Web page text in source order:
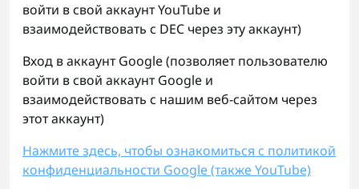
войти в свой аккаунт YouTube и
взаимодействовать с DEC через эту аккаунт)
Вход в аккаунт Google (позволяет пользователю
войти в свой аккаунт Google и
взаимодействовать с нашим веб-сайтом через
этот аккаунт)
Нажмите здесь, чтобы ознакомиться с политикой
конфиденциальности Google (также YouTube)